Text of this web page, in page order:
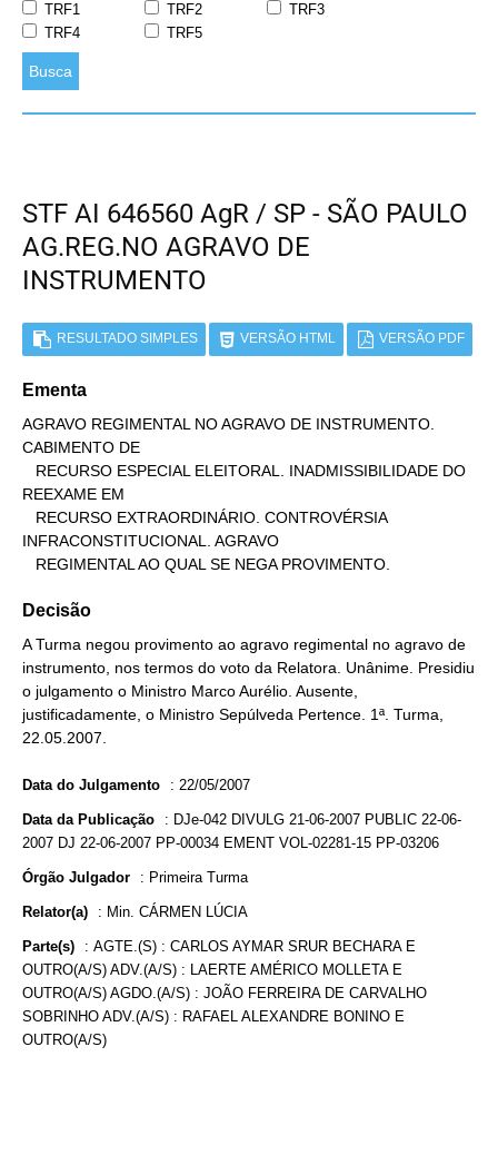
TRF1
TRF2
TRF3
TRF4
TRF5
Busca
STF AI 646560 AgR / SP - SÃO PAULO
AG.REG.NO AGRAVO DE
INSTRUMENTO
RESULTADO SIMPLES VERSÃO HTML VERSÃO PDF
Ementa
AGRAVO REGIMENTAL NO AGRAVO DE INSTRUMENTO.
CABIMENTO DE
REEXAME EM
INFRACONSTITUCIONAL. AGRAVO
   REGIMENTAL AO QUAL SE NEGA PROVIMENTO.
Decisão
A Turma negou provimento ao agravo regimental no agravo de
instrumento, nos termos do voto da Relatora. Unânime. Presidiu
o julgamento o Ministro Marco Aurélio. Ausente,
justificadamente, o Ministro Sepúlveda Pertence. 1ª. Turma,
22.05.2007.
Data do Julgamento : 22/05/2007
Data da Publicação : DJe-042 DIVULG 21-06-2007 PUBLIC 22-06-
2007 DJ 22-06-2007 PP-00034 EMENT VOL-02281-15 PP-03206
Órgão Julgador : Primeira Turma
Relator(a) : Min. CÁRMEN LÚCIA
Parte(s) : AGTE.(S) : CARLOS AYMAR SRUR BECHARA E
OUTRO(A/S) ADV.(A/S) : LAERTE AMÉRICO MOLLETA E
OUTRO(A/S) AGDO.(A/S) : JOÃO FERREIRA DE CARVALHO
SOBRINHO ADV.(A/S) : RAFAEL ALEXANDRE BONINO E
OUTRO(A/S)